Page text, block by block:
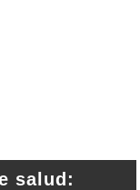
salud: